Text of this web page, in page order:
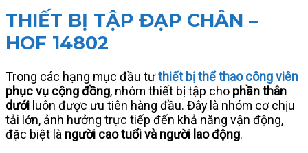
–
Quảng
Ngãi
lượng
THIẾT BỊ TẬP ĐẠP CHÂN –
HOF 14802
Trong các hạng mục đầu tưthiết bị thể thao công viên
phục vụ cộng đồng, nhóm thiết bị tập cho phần thân
dưới luôn được ưu tiên hàng đầu. Đây là nhóm cơ chịu
tải lớn, ảnh hưởng trực tiếp đến khả năng vận động,
đặc biệt là người cao tuổi và người lao động.